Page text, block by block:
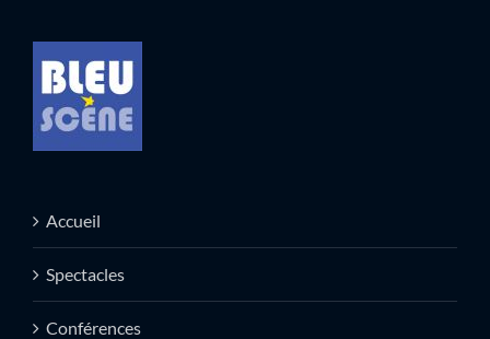
Accueil
Spectacles
Conférences